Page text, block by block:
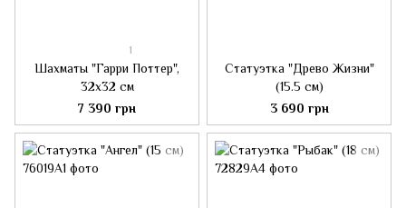
1
Шахматы "Гарри Поттер",
32х32 см
7 390 грн
Статуэтка "Древо Жизни"
(15.5 см)
3 690 грн